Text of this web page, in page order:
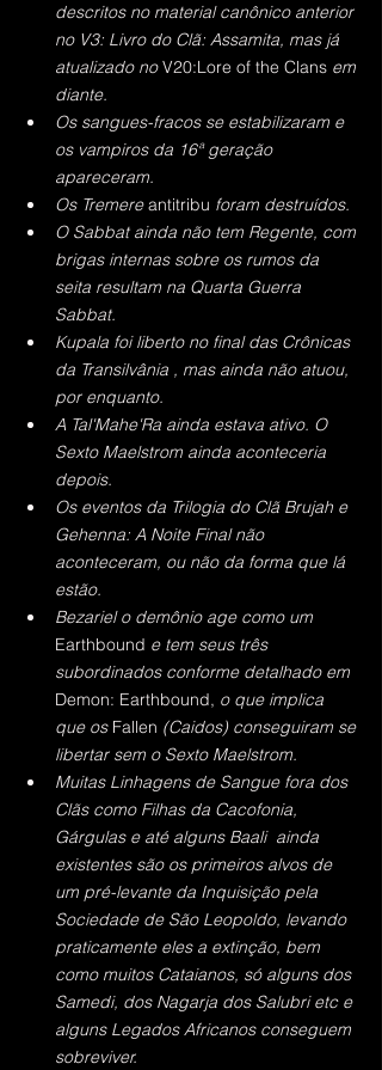
descritos no material canônico anterior
no V3: Livro do Clã: Assamita, mas já
atualizado no V20:Lore of the Clans em
diante.
Os sangues-fracos se estabilizaram e
os vampiros da 16ª geração
apareceram.
Os Tremere antitribu foram destruídos.
O Sabbat ainda não tem Regente, com
brigas internas sobre os rumos da
seita resultam na Quarta Guerra
Sabbat.
Kupala foi liberto no final das Crônicas
da Transilvânia , mas ainda não atuou,
por enquanto.
A Tal'Mahe'Ra ainda estava ativo. O
Sexto Maelstrom ainda aconteceria
depois.
Os eventos da Trilogia do Clã Brujah e
Gehenna: A Noite Final não
aconteceram, ou não da forma que lá
estão.
Bezariel o demônio age como um
Earthbound e tem seus três
subordinados conforme detalhado em
Demon: Earthbound, o que implica
que os Fallen (Caidos) conseguiram se
libertar sem o Sexto Maelstrom.
Muitas Linhagens de Sangue fora dos
Clãs como Filhas da Cacofonia,
Gárgulas e até alguns Baali  ainda
existentes são os primeiros alvos de
um pré-levante da Inquisição pela
Sociedade de São Leopoldo, levando
praticamente eles a extinção, bem
como muitos Cataianos, só alguns dos
Samedi, dos Nagarja dos Salubri etc e
alguns Legados Africanos conseguem
sobreviver.